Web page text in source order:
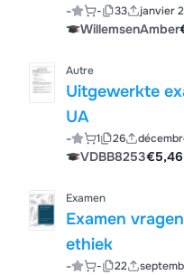
- - 33 janvier
WillemsenAmber
Autre
Uitgewerkte
UA
- 1 26
VDBB8253€5,46
Examen
Examen
ethiek
- - 22